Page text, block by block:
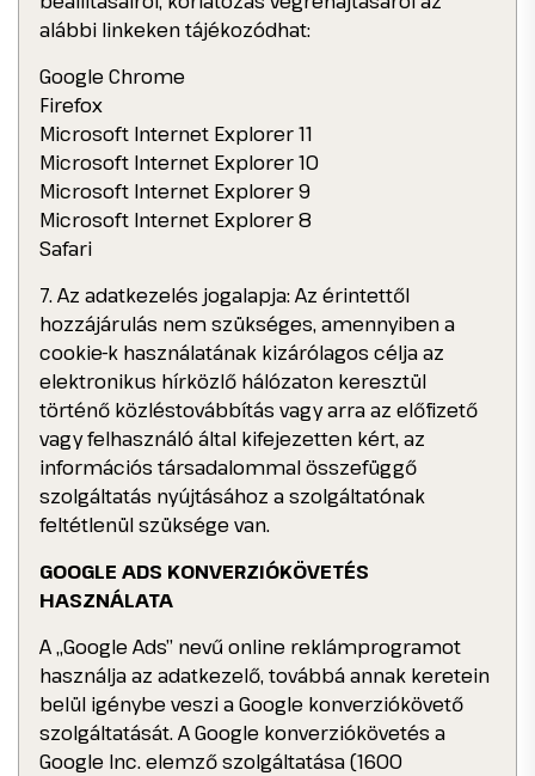
alábbi linkeken tájékozódhat:
Google Chrome
Firefox
Microsoft Internet Explorer 11
Microsoft Internet Explorer 10
Microsoft Internet Explorer 9
Microsoft Internet Explorer 8
Safari
7. Az adatkezelés jogalapja: Az érintettől
hozzájárulás nem szükséges, amennyiben a
cookie-k használatának kizárólagos célja az
elektronikus hírközlő hálózaton keresztül
történő közléstovábbítás vagy arra az előfizető
vagy felhasználó által kifejezetten kért, az
információs társadalommal összefüggő
szolgáltatás nyújtásához a szolgáltatónak
feltétlenül szüksége van.
GOOGLE ADS KONVERZIÓKÖVETÉS
HASZNÁLATA
A „Google Ads” nevű online reklámprogramot
használja az adatkezelő, továbbá annak keretein
belül igénybe veszi a Google konverziókövető
szolgáltatását. A Google konverziókövetés a
Google Inc. elemző szolgáltatása (1600